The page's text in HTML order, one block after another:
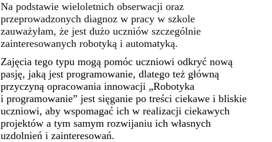
Na podstawie wieloletnich obserwacji oraz
przeprowadzonych diagnoz w pracy w szkole
zauważyłam, że jest dużo uczniów szczególnie
zainteresowanych robotyką i automatyką.
Zajęcia tego typu mogą pomóc uczniowi odkryć nową
pasję, jaką jest programowanie, dlatego też główną
przyczyną opracowania innowacji „Robotyka
i programowanie” jest sięganie po treści ciekawe i bliskie
uczniowi, aby wspomagać ich w realizacji ciekawych
projektów a tym samym rozwijaniu ich własnych
uzdolnień i zainteresowań.